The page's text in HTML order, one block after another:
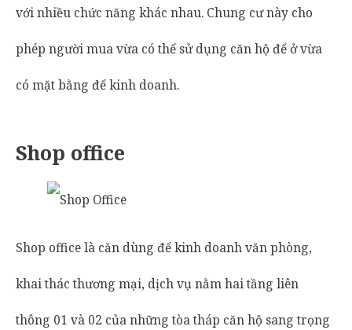
với nhiều chức năng khác nhau. Chung cư này cho
phép người mua vừa có thể sử dụng căn hộ để ở vừa
có mặt bằng để kinh doanh.
Shop office
Shop office là căn dùng để kinh doanh văn phòng,
khai thác thương mại, dịch vụ nằm hai tầng liên
thông 01 và 02 của những tòa tháp căn hộ sang trọng